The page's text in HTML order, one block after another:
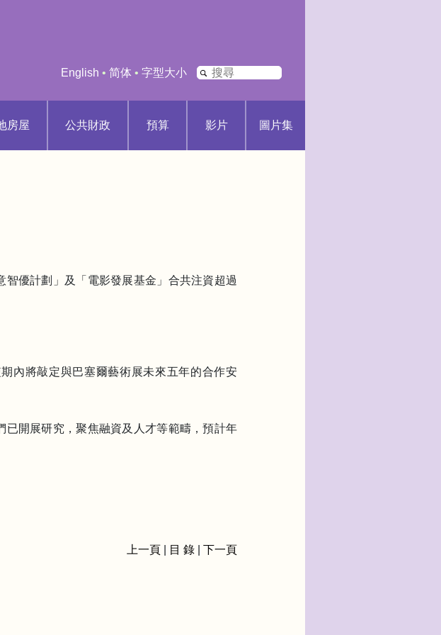
English • 简体 • 字型大小
搜
房屋 公共財政 預算 影片 圖片集
優計劃」及「電影發展基金」合共注資超過
內將敲定與巴塞爾藝術展未來五年的合作安
開展研究，聚焦融資及人才等範疇，預計年
上一頁 目 錄 下一頁